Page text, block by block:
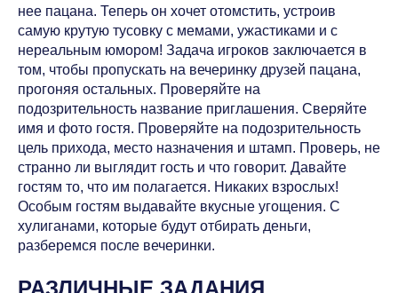
нее пацана. Теперь он хочет отомстить, устроив
самую крутую тусовку с мемами, ужастиками и с
нереальным юмором! Задача игроков заключается в
том, чтобы пропускать на вечеринку друзей пацана,
прогоняя остальных. Проверяйте на
подозрительность название приглашения. Сверяйте
имя и фото гостя. Проверяйте на подозрительность
цель прихода, место назначения и штамп. Проверь, не
странно ли выглядит гость и что говорит. Давайте
гостям то, что им полагается. Никаких взрослых!
Особым гостям выдавайте вкусные угощения. С
хулиганами, которые будут отбирать деньги,
разберемся после вечеринки.
РАЗЛИЧНЫЕ ЗАДАНИЯ